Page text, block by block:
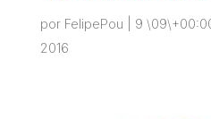
por FelipePou
9
2016